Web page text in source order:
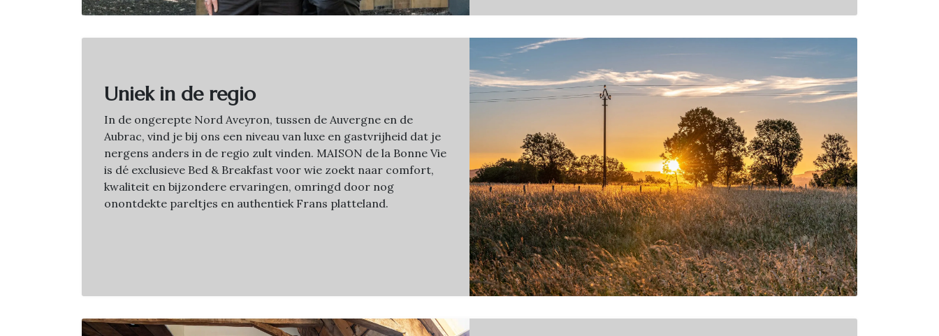
Uniek in de regio
In de ongerepte Nord Aveyron, tussen de Auvergne en de
Aubrac, vind je bij ons een niveau van luxe en gastvrijheid dat je
nergens anders in de regio zult vinden. MAISON de la Bonne Vie
is dé exclusieve Bed & Breakfast voor wie zoekt naar comfort,
kwaliteit en bijzondere ervaringen, omringd door nog
onontdekte pareltjes en authentiek Frans platteland.